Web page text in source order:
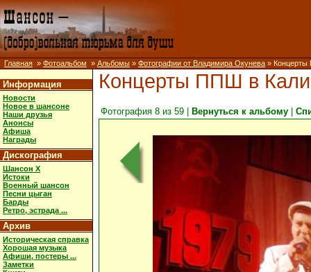
Главная » Фотоальбом » Альбомы » Фотографии от Владимира Окунева » Концерты
Информация
Новости
Новое в шансоне
Наши друзья
Анонсы
Афиша
Награды
Дискография
Шансон X
Истоки
Военный шансон
Песни цыган
Барды
Ретро, эстрада ...
Архив
Историческая справка
Хорошая музыка
Афиши, постеры ...
Заметки
Концерты ППШ в
Фотография 8 из 59 | Вернуться к альбому